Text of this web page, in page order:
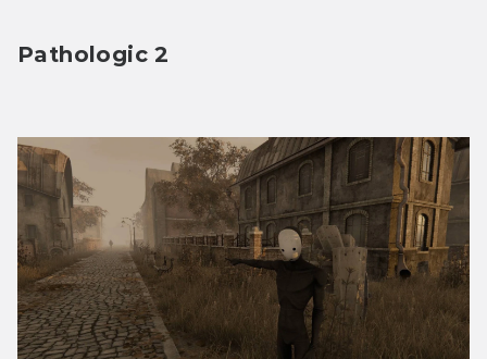
Pathologic 2